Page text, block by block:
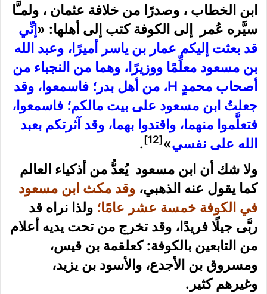
ابن الخطاب ، وصدرًا من خلافة عثمان ، ولمـَّا
سيَّره عُمر إلى الكوفة كتب إلى أهلها: «إنِّي
قد بعثت إليكم عمار بن ياسر أميرًا، وعبد الله
بن مسعود معلِّمًا ووزيرًا، وهما من النجباء من
أصحاب محمدٍ H، من أهل بدر؛ فاسمعوا، وقد
جعلتُ ابن مسعود على بيت مالكم؛ فاسمعوا،
فتعلَّموا منهما، واقتدوا بهما، وقد آثرتكم بعبد
الله على نفسي»
[12]
.
ولا شك أن ابن مسعود يُعدُّ من أذكياء العالم
كما يقول عنه الذهبي، وقد مكث ابن مسعود
في الكوفة خمسة عشر عامًا؛ ولذا نراه قد
ربَّى جيلًا فريدًا، وقد تخرج من تحت يديه أعلام
من التابعين بالكوفة: كعلقمة بن قيس،
ومسروق بن الأجدع، والأسود بن يزيد،
وغيرهم كثير.